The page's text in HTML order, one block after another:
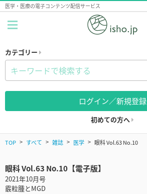
医学・医療の電子コンテンツ配信サービス
カテゴリー
ログイン／新規登録
初めての方へ
TOP すべて 雑誌 医学 眼科 Vol.63 No.10
眼科 Vol.63 No.10【電子版】
2021年10月号
霰粒腫とMGD